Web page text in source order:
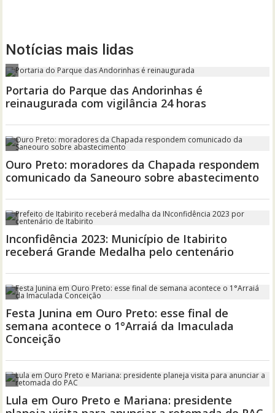
Notícias mais lidas